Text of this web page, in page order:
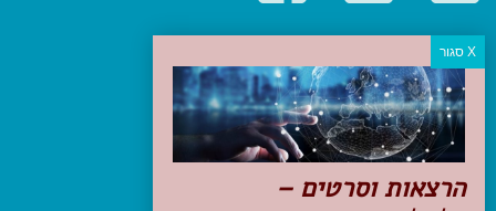
קטגוריות פופולריות
יעדים
טיולים בישראל
מלונות בוטיק בישראל
טיפים והמלצות
הכנות לנסיעה
הרצאות וסרטים –